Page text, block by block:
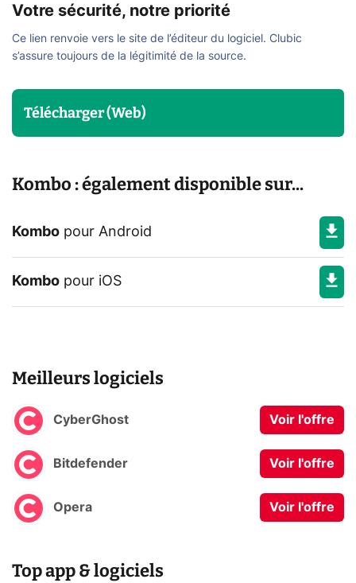
Votre sécurité, notre priorité
Ce lien renvoie vers le site de l’éditeur du logiciel. Clubic
s’assure toujours de la légitimité de la source.
Télécharger (Web)
Kombo : également disponible sur...
Kombo pour Android
Kombo pour iOS
Meilleurs logiciels
CyberGhost Voir l'offre
Bitdefender Voir l'offre
Opera Voir l'offre
Top app & logiciels